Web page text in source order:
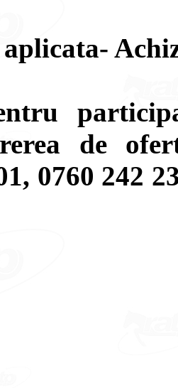
de
0760 242